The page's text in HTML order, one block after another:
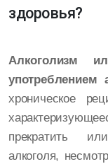
здоровья?
Алкоголизм
употреблением
хроническое
прекратить
алкоголя,